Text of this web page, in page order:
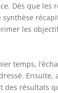
Dès que les
les
temps,
Ensuite,
des résultats